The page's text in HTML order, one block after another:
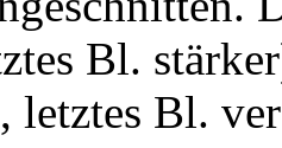
Bl.
Bl.